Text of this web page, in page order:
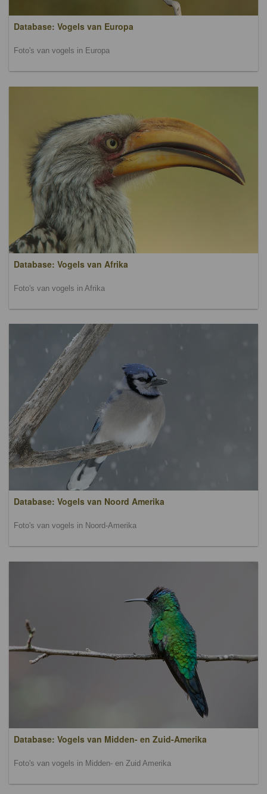
Database: Vogels van Europa
Foto's van vogels in Europa
Database: Vogels van Afrika
Foto's van vogels in Afrika
Database: Vogels van Noord Amerika
Foto's van vogels in Noord-Amerika
Database: Vogels van Midden- en Zuid-Amerika
Foto's van vogels in Midden- en Zuid Amerika